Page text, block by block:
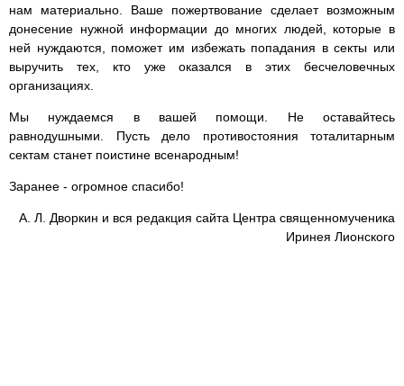
нам материально. Ваше пожертвование сделает возможным
донесение нужной информации до многих людей, которые в
ней нуждаются, поможет им избежать попадания в секты или
выручить тех, кто уже оказался в этих бесчеловечных
организациях.
Мы нуждаемся в вашей помощи. Не оставайтесь
равнодушными. Пусть дело противостояния тоталитарным
сектам станет поистине всенародным!
Заранее - огромное спасибо!
А. Л. Дворкин и вся редакция сайта Центра священномученика
Иринея Лионского